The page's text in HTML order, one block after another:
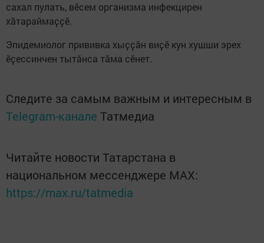
сахал пулать, вӗсем организма инфекцирен
хӑтараймаҫҫӗ.
Эпидемиолог прививка хыҫҫӑн виҫӗ кун хушши эрех
ӗҫессинчен тытӑнса тӑма сӗнет.
Следите за самым важным и интересным в
Telegram-канале Татмедиа
Читайте новости Татарстана в
национальном мессенджере MАХ:
https://max.ru/tatmedia